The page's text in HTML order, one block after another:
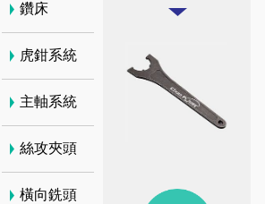
鑽床
虎鉗系統
主軸系統
絲攻夾頭
橫向銑頭